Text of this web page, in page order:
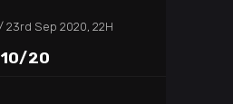
23rd Sep 2020, 22H
10/20